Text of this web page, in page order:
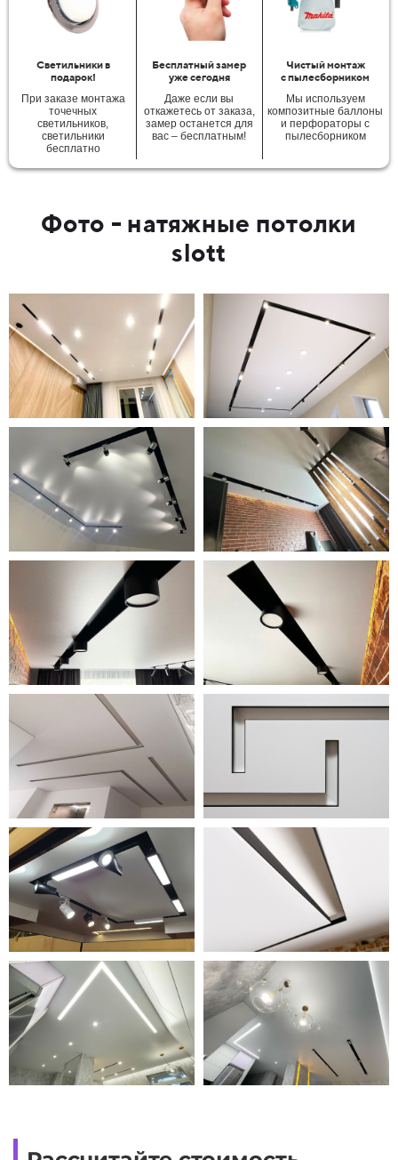
Светильники в
подарок!
При заказе монтажа
точечных
светильников,
светильники
бесплатно
Бесплатный замер
уже сегодня
Даже если вы
откажетесь от заказа,
замер останется для
вас – бесплатным!
Чистый монтаж
с пылесборником
Мы используем
композитные баллоны
и перфораторы с
пылесборником
Фото - натяжные потолки
slott